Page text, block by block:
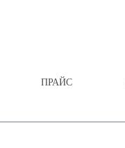
ПРАЙС